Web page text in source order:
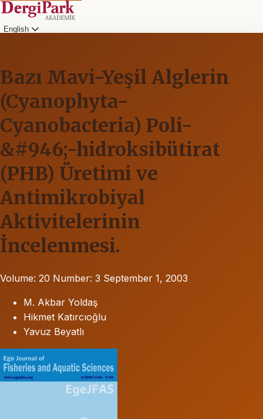
English
Bazı Mavi-Yeşil Alglerin
(Cyanophyta-
Cyanobacteria) Poli-
&#946;-hidroksibütirat
(PHB) Üretimi ve
Antimikrobiyal
Aktivitelerinin
İncelenmesi.
Volume: 20 Number: 3 September 1, 2003
M. Akbar Yoldaş
Hikmet Katırcıoğlu
Yavuz Beyatlı